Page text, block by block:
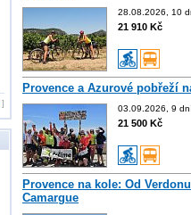
]
28.08.2026, 10
21 910 Kč
Provence a Azurové pobřeží
03.09.2026, 9
21 500 Kč
Provence na kole: Od
Camargue